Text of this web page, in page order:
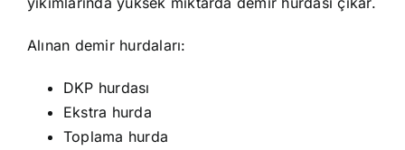
Alınan demir hurdaları:
DKP hurdası
Ekstra hurda
Toplama hurda